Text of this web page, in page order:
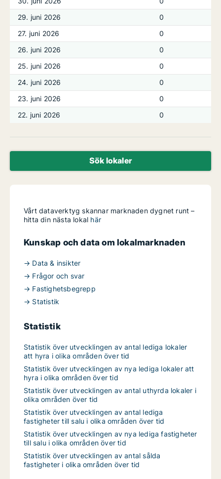
29. juni 2026
0
27. juni 2026
0
26. juni 2026
0
25. juni 2026
0
24. juni 2026
0
23. juni 2026
0
22. juni 2026
0
Sök lokaler
Vårt dataverktyg skannar marknaden dygnet runt –
hitta din nästa lokal här
Kunskap och data om lokalmarknaden
→ Data & insikter
→ Frågor och svar
→ Fastighetsbegrepp
→ Statistik
Statistik
Statistik över utvecklingen av antal lediga lokaler
att hyra i olika områden över tid
Statistik över utvecklingen av nya lediga lokaler att
hyra i olika områden över tid
Statistik över utvecklingen av antal uthyrda lokaler i
olika områden över tid
Statistik över utvecklingen av antal lediga
fastigheter till salu i olika områden över tid
Statistik över utvecklingen av nya lediga fastigheter
till salu i olika områden över tid
Statistik över utvecklingen av antal sålda
fastigheter i olika områden över tid